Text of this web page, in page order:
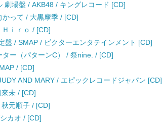
劇場盤 / AKB48 / キングレコード [CD]
かって / 大黒摩季 / [CD]
ｉｒｏ / [CD]
盤 / SMAP / ビクターエンタテインメント [CD]
ター（パターンC） / 祭nine. / [CD]
/ [CD]
AND MARY / エピックレコードジャパン [CD]
未 / [CD]
元順子 / [CD]
カオ / [CD]